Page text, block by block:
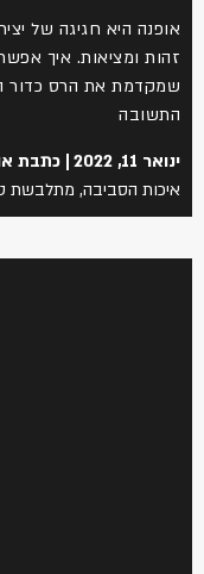
היא חגיגה של
ומציאות. איך אפשר
את הרס כדור הארץ
11, 2022
כתבת אורחת
הסביבה,מתלבשת טוב,